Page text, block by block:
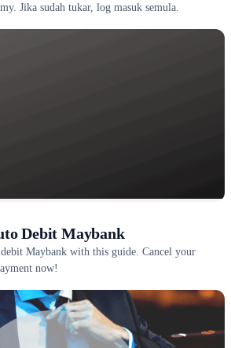
Jika sudah tukar, log masuk semula.
Debit Maybank
Maybank with this guide. Cancel your
now!